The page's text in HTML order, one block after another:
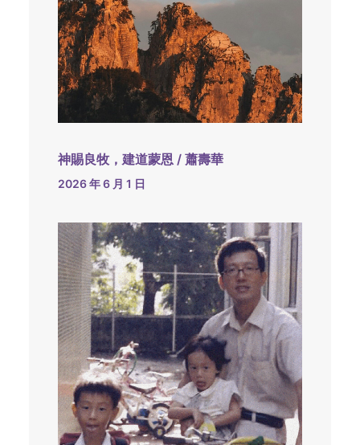
神賜良牧，建道蒙恩 / 蕭壽華
2026 年 6 月 1 日